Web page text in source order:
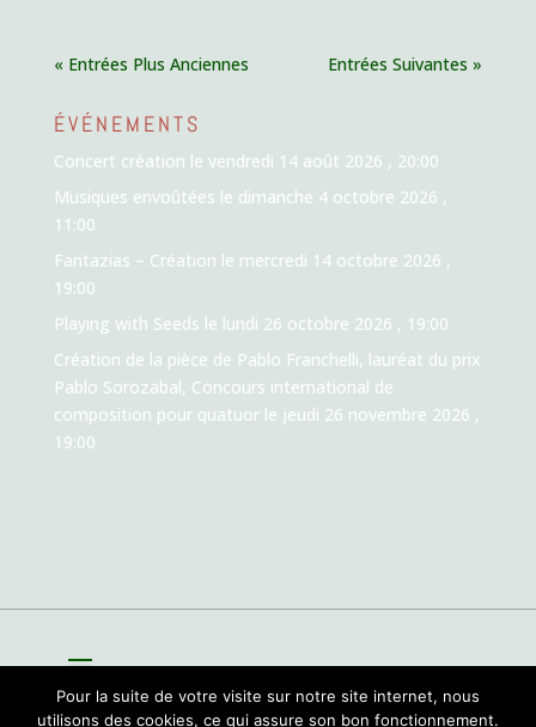
« Entrées Plus Anciennes Entrées Suivantes »
ÉVÉNEMENTS
Concert création le vendredi 14 août 2026 , 20:00
Musiques envoûtées le dimanche 4 octobre 2026 ,
11:00
Fantazias – Création le mercredi 14 octobre 2026 ,
19:00
Playing with Seeds le lundi 26 octobre 2026 , 19:00
Création de la pièce de Pablo Franchelli, lauréat du prix
Pablo Sorozabal, Concours international de
composition pour quatuorle jeudi 26 novembre 2026 ,
19:00
Pour la suite de votre visite sur notre site internet, nous
utilisons des cookies, ce qui assure son bon fonctionnement.